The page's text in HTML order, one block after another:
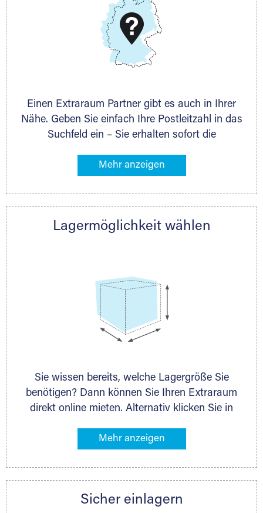
www.dmg-ag.com
Einen Extraraum Partner gibt es auch in Ihrer
Nähe. Geben Sie einfach Ihre Postleitzahl in das
Suchfeld ein – Sie erhalten sofort die
Lagermöglichkeiten in Ihrer Nähe. An zahlreichen
direkt online mieten. Gibt es Extraraum noch
nächstgelegenen Partner und besprechen alles
Lagermöglichkeit wählen
Sie wissen bereits, welche Lagergröße Sie
benötigen? Dann können Sie Ihren Extraraum
direkt online mieten. Alternativ klicken Sie in
Gegenstände an, die Sie einlagern möchten –
ermittelt. Natürlich steht Ihnen Ihr Extraraum
persönlich hinsichtlich Lagervolumen und zu
Sicher einlagern